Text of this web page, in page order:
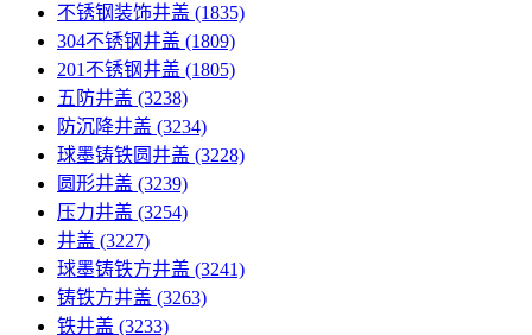
不锈钢装饰井盖 (1835)
304不锈钢井盖 (1809)
201不锈钢井盖 (1805)
五防井盖 (3238)
防沉降井盖 (3234)
球墨铸铁圆井盖 (3228)
圆形井盖 (3239)
压力井盖 (3254)
井盖 (3227)
球墨铸铁方井盖 (3241)
铸铁方井盖 (3263)
铁井盖 (3233)